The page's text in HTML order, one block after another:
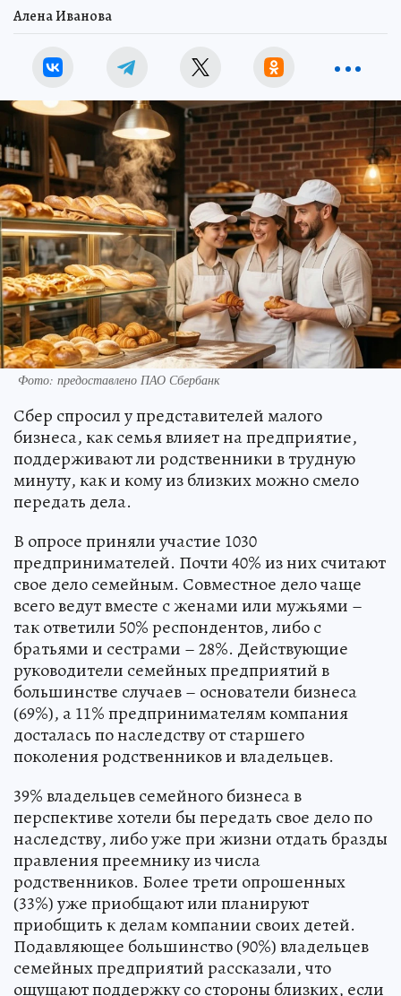
Алена Иванова
Фото: предоставлено ПАО Сбербанк
Сбер спросил у представителей малого
бизнеса, как семья влияет на предприятие,
поддерживают ли родственники в трудную
минуту, как и кому из близких можно смело
передать дела.
В опросе приняли участие 1030
предпринимателей. Почти 40% из них считают
свое дело семейным. Совместное дело чаще
всего ведут вместе с женами или мужьями –
так ответили 50% респондентов, либо с
братьями и сестрами – 28%. Действующие
руководители семейных предприятий в
большинстве случаев – основатели бизнеса
(69%), а 11% предпринимателям компания
досталась по наследству от старшего
поколения родственников и владельцев.
39% владельцев семейного бизнеса в
перспективе хотели бы передать свое дело по
наследству, либо уже при жизни отдать бразды
правления преемнику из числа
родственников. Более трети опрошенных
(33%) уже приобщают или планируют
приобщить к делам компании своих детей.
Подавляющее большинство (90%) владельцев
семейных предприятий рассказали, что
ощущают поддержку со стороны близких, если